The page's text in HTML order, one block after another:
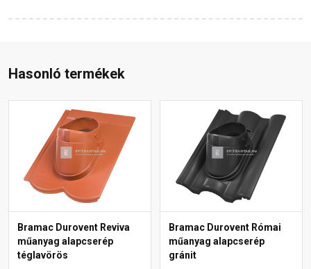
Hasonló termékek
Bramac Durovent Reviva
műanyag alapcserép
téglavörös
Bramac Durovent Római
műanyag alapcserép
gránit